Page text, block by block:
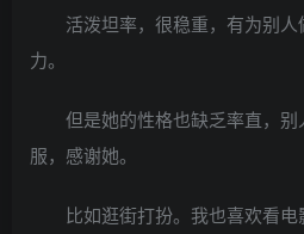
活泼坦率，很稳重，有为别人
力。
但是她的性格也缺乏率直，别
服，感谢她。
比如逛街打扮。我也喜欢看电